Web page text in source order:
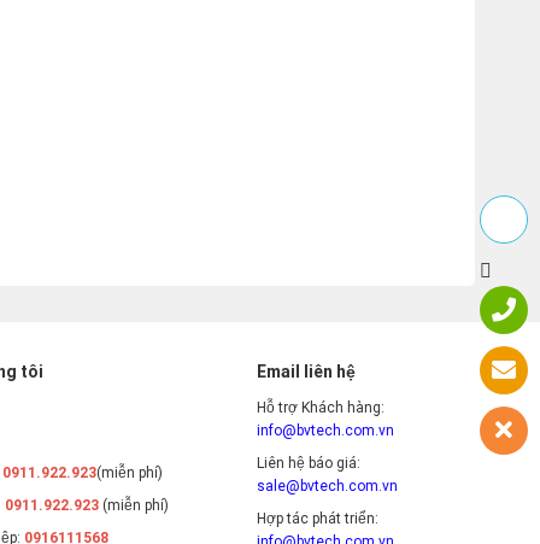
tôi
0911.922.923(miễn phí)
0911.922.923 (miễn phí)
0916111568
Email liên hệ
Hỗ trợ Khách hàng:
info@bvtech.com.vn
Liên hệ báo giá:
sale@bvtech.com.vn
Hợp tác phát triển: